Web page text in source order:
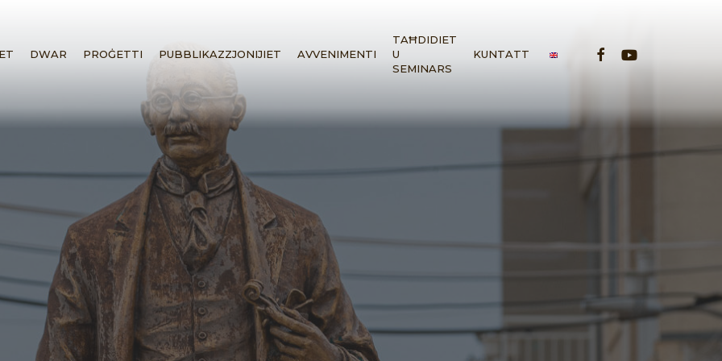
DWAR PROĠETTI PUBBLIKAZZJONIJIET AVVENIMENTI
TAĦDIDIET
U
SEMINARS
KUNTATT FACEBOOKYOUTUBE